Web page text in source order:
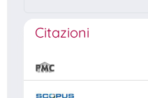
Citazioni